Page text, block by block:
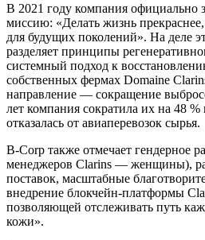
В 2021 году компания официально
миссию: «Делать жизнь
для будущих поколений». На деле
разделяет принципы
системный подход к
собственных фермах Domaine
направление — сокращение
лет компания сократила их на 48
отказалась от авиаперевозок сырья.
B-Corp также отмечает гендерное
менеджеров Clarins — женщины),
поставок, масштабные
внедрение блокчейн-платформы
позволяющей отслеживать путь
кожи».